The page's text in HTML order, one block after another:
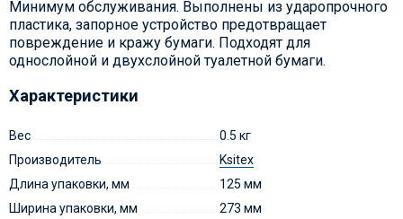
Минимум обслуживания. Выполнены из ударопрочного
пластика, запорное устройство предотвращает
повреждение и кражу бумаги. Подходят для
однослойной и двухслойной туалетной бумаги.
Характеристики
Вес
0.5 кг
Производитель
Ksitex
Длина упаковки, мм
125 мм
Ширина упаковки, мм
273 мм